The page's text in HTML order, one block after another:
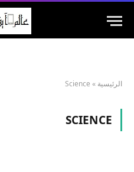
الرئيسية »
Science
SCIENCE